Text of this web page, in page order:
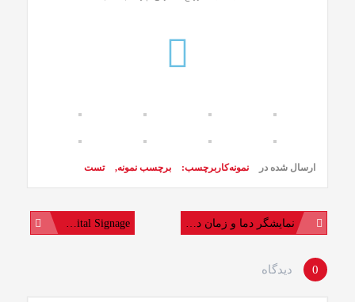
ارسال شده در نمونه‌کار برچسب: برچسب نمونه, تست
Digital Signage نمایشگر دما و زمان در ابعاد بزرگ
0 دیدگاه